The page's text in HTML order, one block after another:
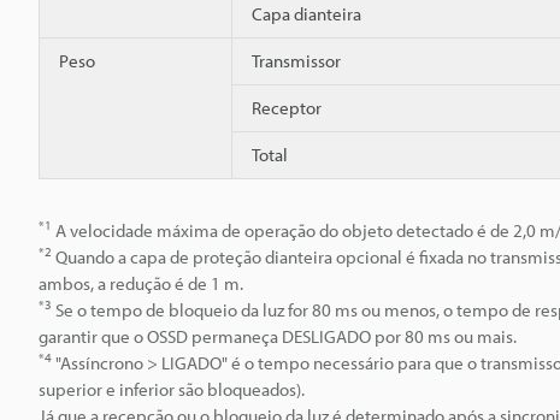
Capa dianteira
Peso Transmissor
Receptor
Total
*1 A velocidade máxima de operação do objeto detectado é de 2,0
*2 Quando a capa de proteção dianteira opcional é fixada no
ambos, a redução é de 1 m.
*3 Se o tempo de bloqueio da luz for 80 ms ou menos, o tempo de
garantir que o OSSD permaneça DESLIGADO por 80 ms ou mais.
*4 "Assíncrono > LIGADO" é o tempo necessário para que o
superior e inferior são bloqueados).
Já que a recepção ou o bloqueio da luz é determinado após a